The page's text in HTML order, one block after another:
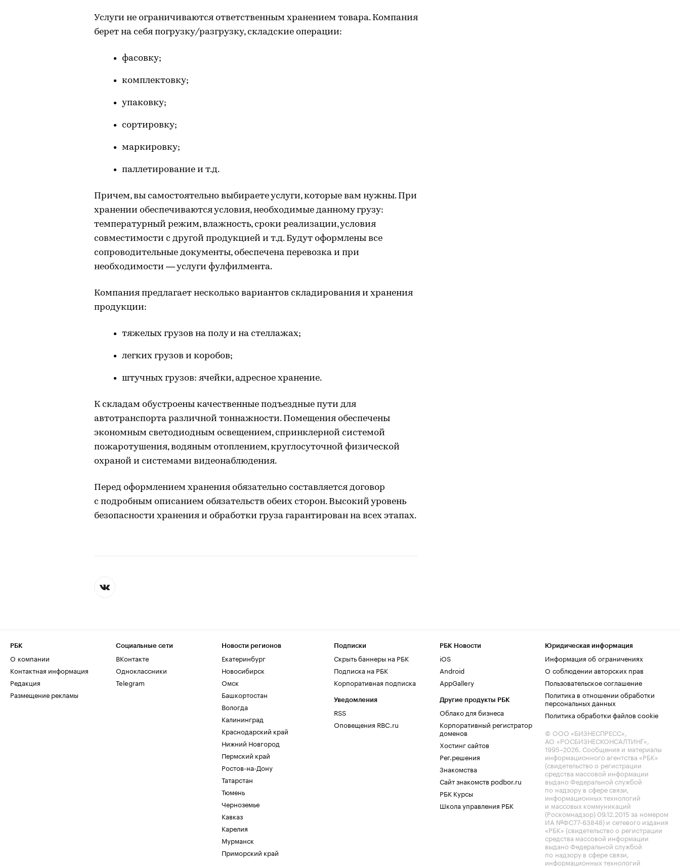
Услуги не ограничиваются ответственным хранением товара. Компания
берет на себя погрузку/разгрузку, складские операции:
фасовку;
комплектовку;
упаковку;
сортировку;
маркировку;
паллетирование и т.д.
Причем, вы самостоятельно выбираете услуги, которые вам нужны. При
хранении обеспечиваются условия, необходимые данному грузу:
температурный режим, влажность, сроки реализации, условия
совместимости с другой продукцией и т.д. Будут оформлены все
сопроводительные документы, обеспечена перевозка и при
необходимости — услуги фулфилмента.
Компания предлагает несколько вариантов складирования и хранения
продукции:
тяжелых грузов на полу и на стеллажах;
легких грузов и коробов;
штучных грузов: ячейки, адресное хранение.
К складам обустроены качественные подъездные пути для
автотранспорта различной тоннажности. Помещения обеспечены
экономным светодиодным освещением, спринклерной системой
пожаротушения, водяным отоплением, круглосуточной физической
охраной и системами видеонаблюдения.
Перед оформлением хранения обязательно составляется договор
с подробным описанием обязательств обеих сторон. Высокий уровень
безопасности хранения и обработки груза гарантирован на всех этапах.
РБК
О компании
Контактная информация
Редакция
Размещение рекламы
Социальные сети
ВКонтакте
Одноклассники
Telegram
Новости регионов
Екатеринбург
Новосибирск
Омск
Башкортостан
Вологда
Калининград
Краснодарский край
Нижний Новгород
Пермский край
Ростов-на-Дону
Татарстан
Тюмень
Черноземье
Кавказ
Карелия
Мурманск
Приморский край
Подписки
Скрыть баннеры на РБК
Подписка на РБК
Корпоративная подписка
Уведомления
RSS
Оповещения RBC.ru
РБК Новости
iOS
Android
AppGallery
Другие продукты РБК
Облако для бизнеса
Корпоративный регистратор
доменов
Хостинг сайтов
Рег.решения
Знакомства
Сайт знакомств podbor.ru
РБК Курсы
Школа управления РБК
Юридическая информация
Информация об ограничениях
О соблюдении авторских прав
Пользовательское соглашение
Политика в отношении обработки
персональных данных
Политика обработки файлов cookie
© ООО «БИЗНЕСПРЕСС»,
АО «РОСБИЗНЕСКОНСАЛТИНГ»,
1995–2026. Сообщения и материалы
информационного агентства «РБК»
(свидетельство о регистрации
средства массовой информации
выдано Федеральной службой
по надзору в сфере связи,
информационных технологий
и массовых коммуникаций
(Роскомнадзор) 09.12.2015 за номером
ИА №ФС77-63848) и сетевого издания
«РБК» (свидетельство о регистрации
средства массовой информации
выдано Федеральной службой
по надзору в сфере связи,
информационных технологий